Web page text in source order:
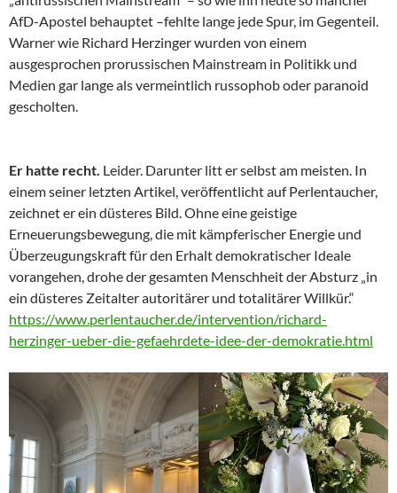
AfD-Apostel behauptet –fehlte lange jede Spur, im Gegenteil.
Warner wie Richard Herzinger wurden von einem
ausgesprochen prorussischen Mainstream in Politikk und
Medien gar lange als vermeintlich russophob oder paranoid
gescholten.
Er hatte recht. Leider. Darunter litt er selbst am meisten. In
einem seiner letzten Artikel, veröffentlicht auf Perlentaucher,
zeichnet er ein düsteres Bild. Ohne eine geistige
Erneuerungsbewegung, die mit kämpferischer Energie und
Überzeugungskraft für den Erhalt demokratischer Ideale
vorangehen, drohe der gesamten Menschheit der Absturz „in
ein düsteres Zeitalter autoritärer und totalitärer Willkür.“
https://www.perlentaucher.de/intervention/richard-
herzinger-ueber-die-gefaehrdete-idee-der-demokratie.html